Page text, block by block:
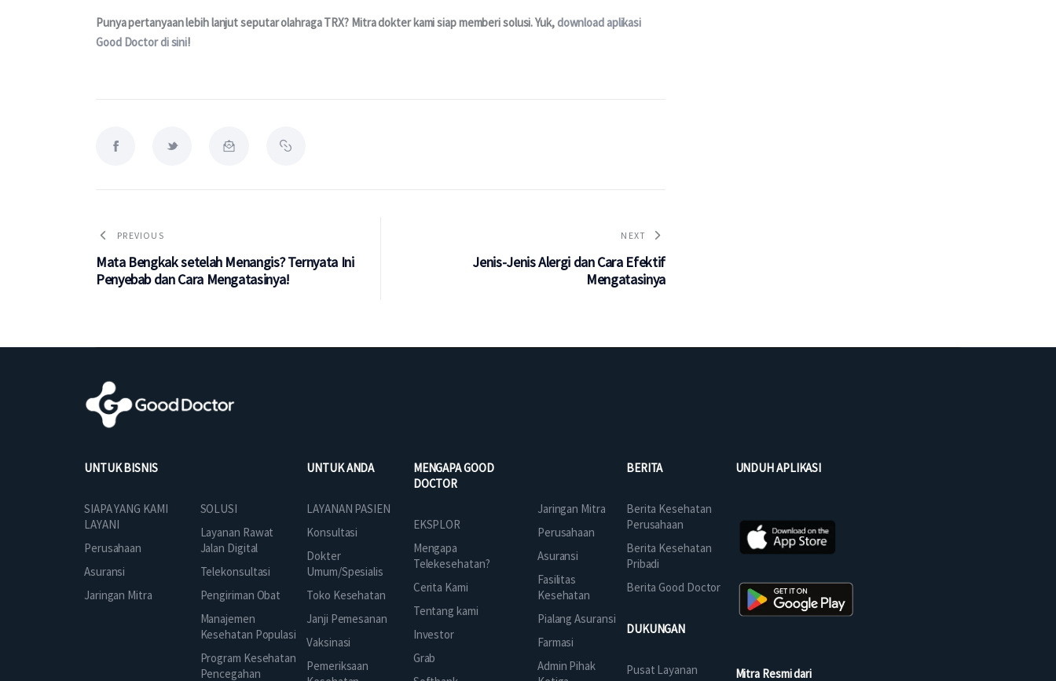
Punya pertanyaan lebih lanjut seputar olahraga TRX? Mitra dokter kami siap memberi solusi. Yuk, download aplikasi
Good Doctor di sini!
PREVIOUS
Mata Bengkak setelah Menangis? Ternyata Ini
Penyebab dan Cara Mengatasinya!
NEXT
Jenis-Jenis Alergi dan Cara Efektif
Mengatasinya
UNTUK BISNIS
SIAPA YANG KAMI
LAYANI
Perusahaan
Asuransi
Jaringan Mitra
SOLUSI
Layanan Rawat
Jalan Digital
Telekonsultasi
Pengiriman Obat
Manajemen
Kesehatan Populasi
Program Kesehatan
Pencegahan
UNTUK ANDA
LAYANAN PASIEN
Konsultasi
Dokter
Umum/Spesialis
Toko Kesehatan
Janji Pemesanan
Vaksinasi
Pemeriksaan
MENGAPA GOOD
DOCTOR
EKSPLOR
Mengapa
Telekesehatan?
Cerita Kami
Tentang kami
Investor
Grab
Jaringan Mitra
Perusahaan
Asuransi
Fasilitas
Kesehatan
Pialang Asuransi
Farmasi
Admin Pihak
BERITA
Berita Kesehatan
Perusahaan
Berita Kesehatan
Pribadi
Berita Good Doctor
DUKUNGAN
Pusat Layanan
UNDUH APLIKASI
Mitra Resmi dari